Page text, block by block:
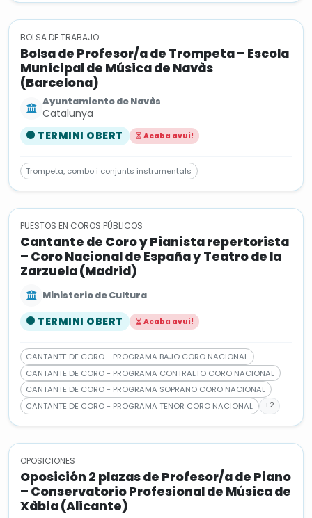
BOLSA DE TRABAJO
Bolsa de Profesor/a de Trompeta – Escola
Municipal de Música de Navàs
(Barcelona)
Ayuntamiento de Navàs
Catalunya
TERMINI OBERT
Acaba avui!
Trompeta, combo i conjunts instrumentals
PUESTOS EN COROS PÚBLICOS
Cantante de Coro y Pianista repertorista
– Coro Nacional de España y Teatro de la
Zarzuela (Madrid)
Ministerio de Cultura
TERMINI OBERT Acaba avui!
CANTANTE DE CORO - PROGRAMA BAJO CORO NACIONAL
CANTANTE DE CORO - PROGRAMA CONTRALTO CORO NACIONAL
CANTANTE DE CORO - PROGRAMA SOPRANO CORO NACIONAL
CANTANTE DE CORO - PROGRAMA TENOR CORO NACIONAL
+2
OPOSICIONES
Oposición 2 plazas de Profesor/a de Piano
– Conservatorio Profesional de Música de
Xàbia (Alicante)